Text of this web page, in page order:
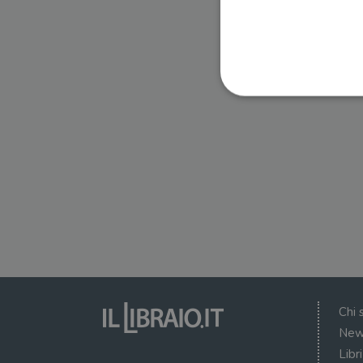
Chi
I cookie strettamente
wordpress_sec_[hash]
CookieScriptConsent